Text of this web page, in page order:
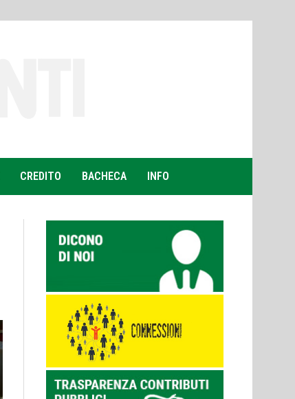
CREDITO BACHECA INFO